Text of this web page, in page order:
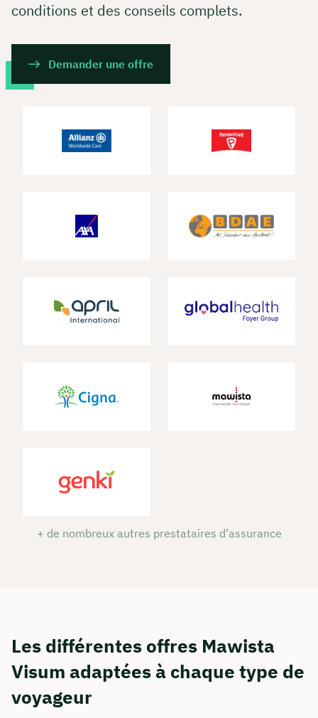
conditions et des conseils complets.
Demander une offre
+ de nombreux autres prestataires d’assurance
Les différentes offres Mawista
Visum adaptées à chaque type de
voyageur